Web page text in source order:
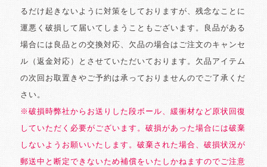
るだけ起きないように対策をしておりますが、残念なことに
運悪く破損して届いてしまうこともございます。良品がある
場合には良品との交換対応、欠品の場合はご注文のキャンセ
ル（返金対応）とさせていただいております。欠品アイテム
の次回お取置きやご予約は承っておりませんのでご了承くだ
さい。
※破損時弊社からお送りした段ボール、緩衝材など原状回復
していただく必要がございます。破損があった場合には破棄
しないようお願いいたします。破棄された場合、破損状況が
郵送中と断定できないため補償をいたしかねますのでご注意